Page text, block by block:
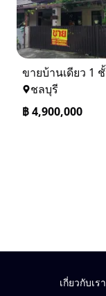
ชลบุรี
฿4,900,000
เกี่ยวกับเรา